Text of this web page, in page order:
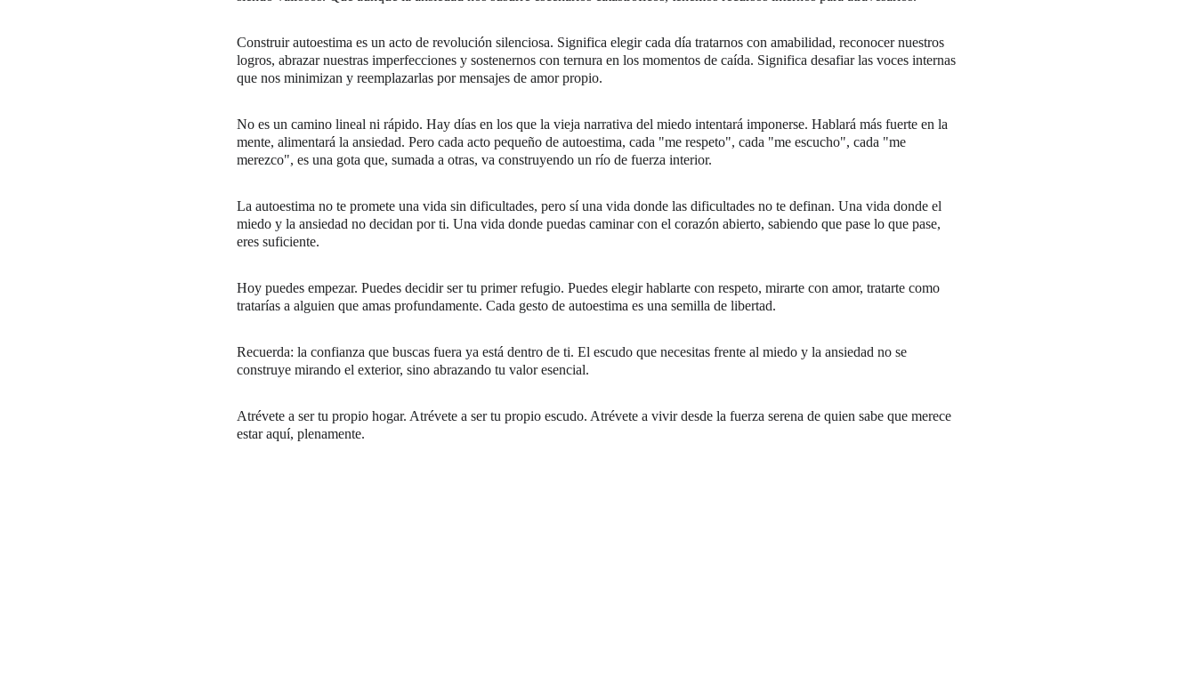
Construir autoestima es un acto de revolución silenciosa. Significa elegir cada día tratarnos con amabilidad, reconocer nuestros
logros, abrazar nuestras imperfecciones y sostenernos con ternura en los momentos de caída. Significa desafiar las voces internas
que nos minimizan y reemplazarlas por mensajes de amor propio.
No es un camino lineal ni rápido. Hay días en los que la vieja narrativa del miedo intentará imponerse. Hablará más fuerte en la
mente, alimentará la ansiedad. Pero cada acto pequeño de autoestima, cada "me respeto", cada "me escucho", cada "me
merezco", es una gota que, sumada a otras, va construyendo un río de fuerza interior.
La autoestima no te promete una vida sin dificultades, pero sí una vida donde las dificultades no te definan. Una vida donde el
miedo y la ansiedad no decidan por ti. Una vida donde puedas caminar con el corazón abierto, sabiendo que pase lo que pase,
eres suficiente.
Hoy puedes empezar. Puedes decidir ser tu primer refugio. Puedes elegir hablarte con respeto, mirarte con amor, tratarte como
tratarías a alguien que amas profundamente. Cada gesto de autoestima es una semilla de libertad.
Recuerda: la confianza que buscas fuera ya está dentro de ti. El escudo que necesitas frente al miedo y la ansiedad no se
construye mirando el exterior, sino abrazando tu valor esencial.
Atrévete a ser tu propio hogar. Atrévete a ser tu propio escudo. Atrévete a vivir desde la fuerza serena de quien sabe que merece
estar aquí, plenamente.